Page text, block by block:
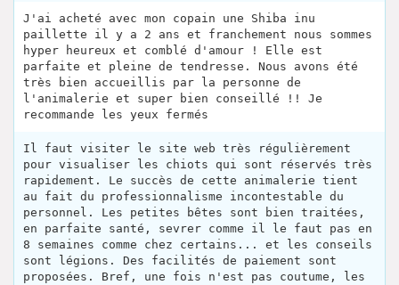
J'ai acheté avec mon copain une Shiba inu
paillette il y a 2 ans et franchement nous sommes
hyper heureux et comblé d'amour ! Elle est
parfaite et pleine de tendresse. Nous avons été
très bien accueillis par la personne de
l'animalerie et super bien conseillé !! Je
recommande les yeux fermés
Il faut visiter le site web très régulièrement
pour visualiser les chiots qui sont réservés très
rapidement. Le succès de cette animalerie tient
au fait du professionnalisme incontestable du
personnel. Les petites bêtes sont bien traitées,
en parfaite santé, sevrer comme il le faut pas en
8 semaines comme chez certains... et les conseils
sont légions. Des facilités de paiement sont
proposées. Bref, une fois n'est pas coutume, les